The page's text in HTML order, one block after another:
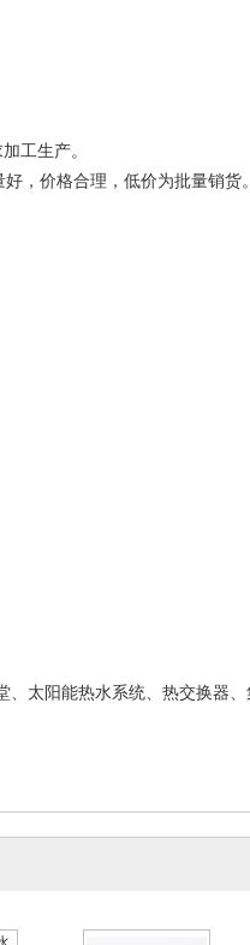
工生产。
，价格合理，低价为批量销货
太阳能热水系统、热交换器